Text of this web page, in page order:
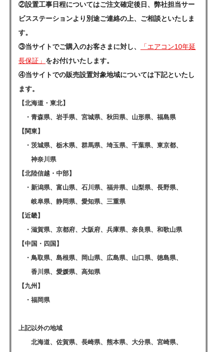
②設置工事日程についてはご注文確定後日、弊社担当サー
ビスステーションより別途ご連絡の上、ご相談といたしま
す。
③当サイトでご購入のお客さまに対し、
「エアコン10年延
長保証」 をお付けいたします。
④当サイトでの販売設置対象地域については下記といたし
ます。
【北海道・東北】
・青森県、岩手県、宮城県、秋田県、山形県、福島県
【関東】
・茨城県、栃木県、群馬県、埼玉県、千葉県、東京都、
神奈川県
【北陸信越・中部】
・新潟県、富山県、石川県、福井県、山梨県、長野県、
岐阜県、静岡県、愛知県、三重県
【近畿】
・滋賀県、京都府、大阪府、兵庫県、奈良県、和歌山県
【中国・四国】
・鳥取県、島根県、岡山県、広島県、山口県、徳島県、
香川県、愛媛県、高知県
【九州】
・福岡県
上記以外の地域
北海道、佐賀県、長崎県、熊本県、大分県、宮崎県、